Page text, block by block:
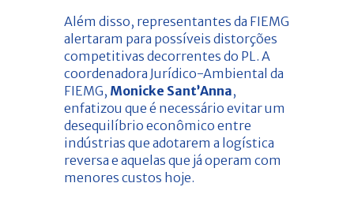
Além disso, representantes da FIEMG
alertaram para possíveis distorções
competitivas decorrentes do PL. A
coordenadora Jurídico-Ambiental da
FIEMG, Monicke Sant’Anna,
enfatizou que é necessário evitar um
desequilíbrio econômico entre
indústrias que adotarem a logística
reversa e aquelas que já operam com
menores custos hoje.